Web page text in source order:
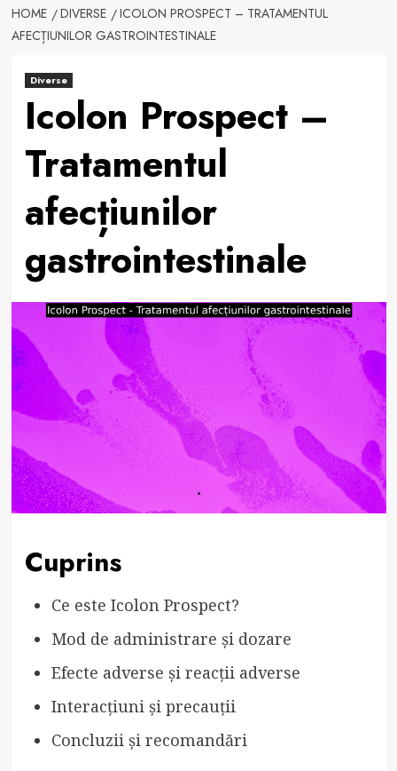
HOME DIVERSE
ICOLON PROSPECT – TRATAMENTUL
AFECȚIUNILOR GASTROINTESTINALE
Diverse
Icolon Prospect –
Tratamentul
afecțiunilor
gastrointestinale
Cuprins
Ce este Icolon Prospect?
Mod de administrare și dozare
Efecte adverse și reacții adverse
Interacțiuni și precauții
Concluzii și recomandări